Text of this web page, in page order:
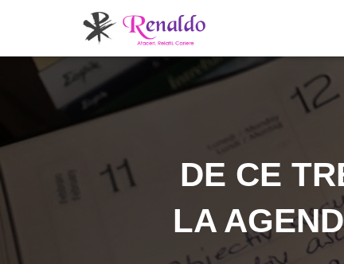
DE CE
LA